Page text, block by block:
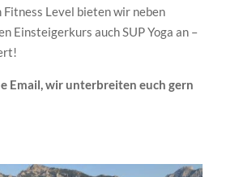
Fitness Level bieten wir neben
Einsteigerkurs auch SUP Yoga an –
Email, wir unterbreiten euch gern